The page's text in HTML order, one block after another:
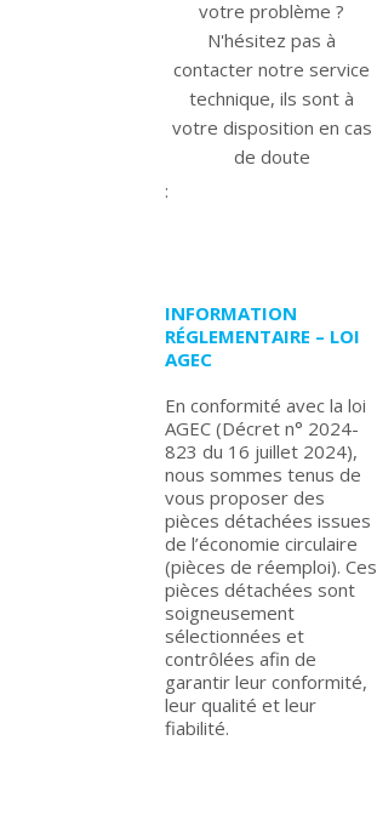
votre problème ?
N'hésitez pas à
contacter notre service
technique, ils sont à
votre disposition en cas
de doute
:
INFORMATION
RÉGLEMENTAIRE – LOI
AGEC
En conformité avec la loi
AGEC (Décret n° 2024-
823 du 16 juillet 2024),
nous sommes tenus de
vous proposer des
pièces détachées issues
de l’économie circulaire
(pièces de réemploi). Ces
pièces détachées sont
soigneusement
sélectionnées et
contrôlées afin de
garantir leur conformité,
leur qualité et leur
fiabilité.